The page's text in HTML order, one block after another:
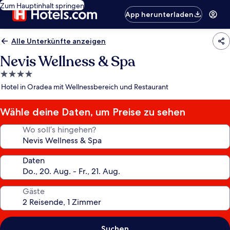
Zum Hauptinhalt springen
App herunterladen
Alle Unterkünfte anzeigen
Nevis Wellness & Spa
4.0-
Sterne-
Hotel in Oradea mit Wellnessbereich und Restaurant
Wähle deine Daten, um Preise zu sehen
Wo soll’s hingehen?
Daten
Gäste